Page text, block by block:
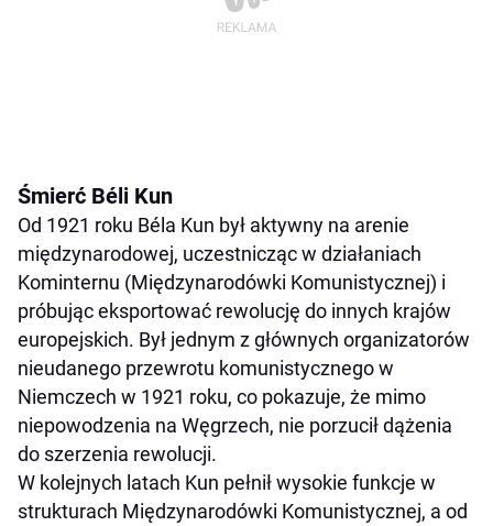
Śmierć Béli Kun
Od 1921 roku Béla Kun był aktywny na arenie
międzynarodowej, uczestnicząc w działaniach
Kominternu (Międzynarodówki Komunistycznej) i
próbując eksportować rewolucję do innych krajów
europejskich. Był jednym z głównych organizatorów
nieudanego przewrotu komunistycznego w
Niemczech w 1921 roku, co pokazuje, że mimo
niepowodzenia na Węgrzech, nie porzucił dążenia
do szerzenia rewolucji.
W kolejnych latach Kun pełnił wysokie funkcje w
strukturach Międzynarodówki Komunistycznej, a od